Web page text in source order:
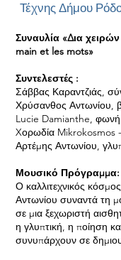
Τέχνης Δήμου
Συναυλία «Δια
main et les mots»
Συντελεστές :
Σάββας Καραντζιάς,
Χρύσανθος Αντωνίου,
Lucie Damianthe, φωνή
Xορωδία Mikrokosmos
Αρτέμης Αντωνίου,
Μουσικό Πρόγραμμα:
Ο καλλιτεχνικός
Αντωνίου συναντά τη
σε μια ξεχωριστή
η γλυπτική, η ποίηση
συνυπάρχουν σε